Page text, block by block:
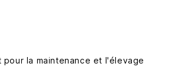
la maintenance et l'élevage